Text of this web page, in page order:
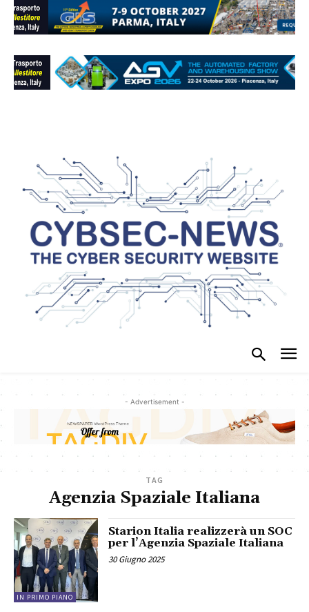
- Advertisement -
TAG
Agenzia Spaziale Italiana
IN PRIMO PIANO
Starion Italia realizzerà un SOC
per l’Agenzia Spaziale Italiana
30 Giugno 2025